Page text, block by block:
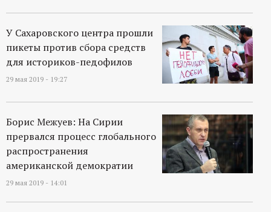
У Сахаровского центра прошли
пикеты против сбора средств
для историков-педофилов
29 мая 2019 - 19:27
Борис Межуев: На Сирии
прервался процесс глобального
распространения
американской демократии
29 мая 2019 - 14:01